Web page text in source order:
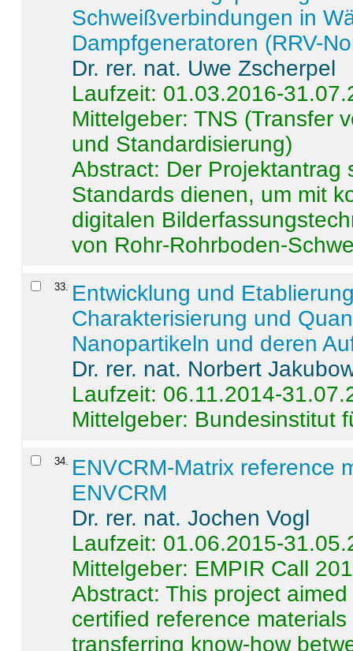
Schweißverbindungen in
Dampfgeneratoren (RRV-
Dr. rer. nat. Uwe Zscherpel
Laufzeit: 01.03.2016-
Mittelgeber: TNS (Transfer
und Standardisierung)
Abstract: Der Projektantrag
Standards dienen, um mit
digitalen
von Rohr-Rohrboden-
33. Entwicklung und
Charakterisierung und
Nanopartikeln und deren
Dr. rer. nat. Norbert
Laufzeit: 06.11.2014-
Mittelgeber: Bundesinstitut
34. ENVCRM-Matrix reference
ENVCRM
Dr. rer. nat. Jochen Vogl
Laufzeit: 01.06.2015-
Mittelgeber: EMPIR Call
Abstract:This project
certified reference
transferring know-how